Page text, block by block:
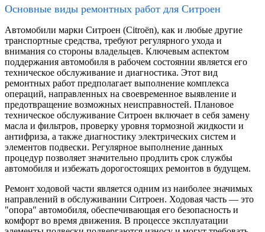
Основные виды ремонтных работ для Ситроен
Автомобили марки Ситроен (Citroën), как и любые другие
транспортные средства, требуют регулярного ухода и
внимания со стороны владельцев. Ключевым аспектом
поддержания автомобиля в рабочем состоянии является его
техническое обслуживание и диагностика. Этот вид
ремонтных работ предполагает выполнение комплекса
операций, направленных на своевременное выявление и
предотвращение возможных неисправностей. Плановое
техническое обслуживание Ситроен включает в себя замену
масла и фильтров, проверку уровня тормозной жидкости и
антифриза, а также диагностику электрических систем и
элементов подвески. Регулярное выполнение данных
процедур позволяет значительно продлить срок службы
автомобиля и избежать дорогостоящих ремонтов в будущем.
Ремонт ходовой части является одним из наиболее значимых
направлений в обслуживании Ситроен. Ходовая часть — это
"опора" автомобиля, обеспечивающая его безопасность и
комфорт во время движения. В процессе эксплуатации